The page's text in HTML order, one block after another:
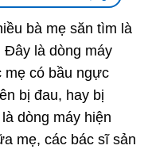
bà mẹ săn tìm là
Đây là dòng máy
mẹ có bầu ngực
bị đau, hay bị
dòng máy hiện
mẹ, các bác sĩ sản